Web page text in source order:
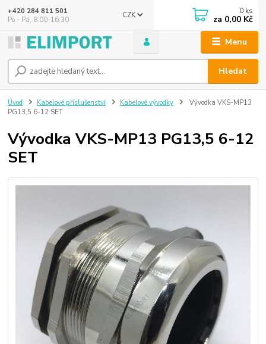
Menu
CZK
Hledat
+420 284 811 501
Po - Pá, 8:00-16:30
0 ks
za 0,00 Kč
Úvod Kabelové příslušenství Kabelové vývodky
Vývodka VKS-MP13
PG13,5 6-12 SET
Vývodka VKS-MP13 PG13,5 6-12
SET